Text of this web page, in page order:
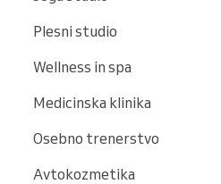
Plesni studio
Wellness in spa
Medicinska klinika
Osebno trenerstvo
Avtokozmetika